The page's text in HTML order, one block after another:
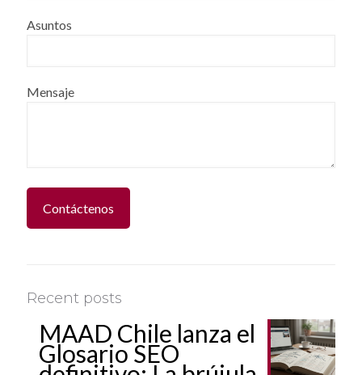
Asuntos
Mensaje
Recent posts
MAAD Chile lanza el
Glosario SEO